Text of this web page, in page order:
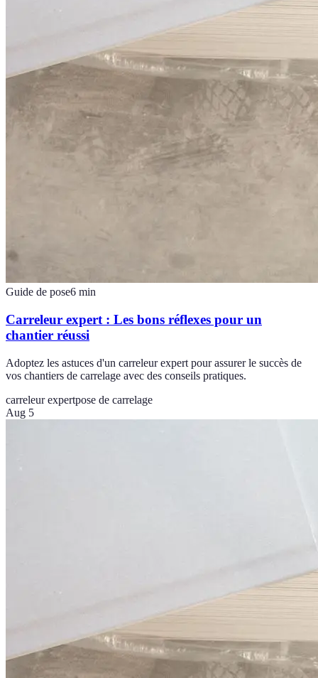
Guide de pose6 min
Carreleur expert : Les bons réflexes pour un
chantier réussi
Adoptez les astuces d'un carreleur expert pour assurer le succès de
vos chantiers de carrelage avec des conseils pratiques.
carreleur expertpose de carrelage
Aug 5